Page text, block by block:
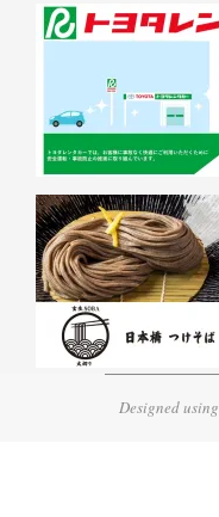
Designed using